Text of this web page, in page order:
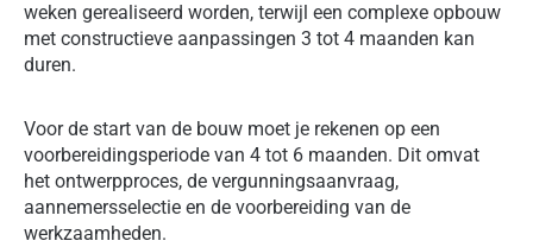
weken gerealiseerd worden, terwijl een complexe opbouw
met constructieve aanpassingen 3 tot 4 maanden kan
duren.
Voor de start van de bouw moet je rekenen op een
voorbereidingsperiode van 4 tot 6 maanden. Dit omvat
het ontwerpproces, de vergunningsaanvraag,
aannemersselectie en de voorbereiding van de
werkzaamheden.